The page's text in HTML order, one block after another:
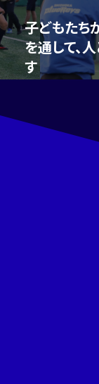
子どもたちが
を通して、
す